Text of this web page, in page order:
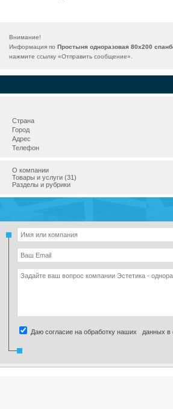
Внимание!
Информация по Простыня одноразовая 80х200
нажмите ссылку «Отправить сообщение».
Страна
Город
Адрес
Телефон
О компании
Товары и услуги (31)
Разделы и рубрики
Даю согласие на обработку наших данных в